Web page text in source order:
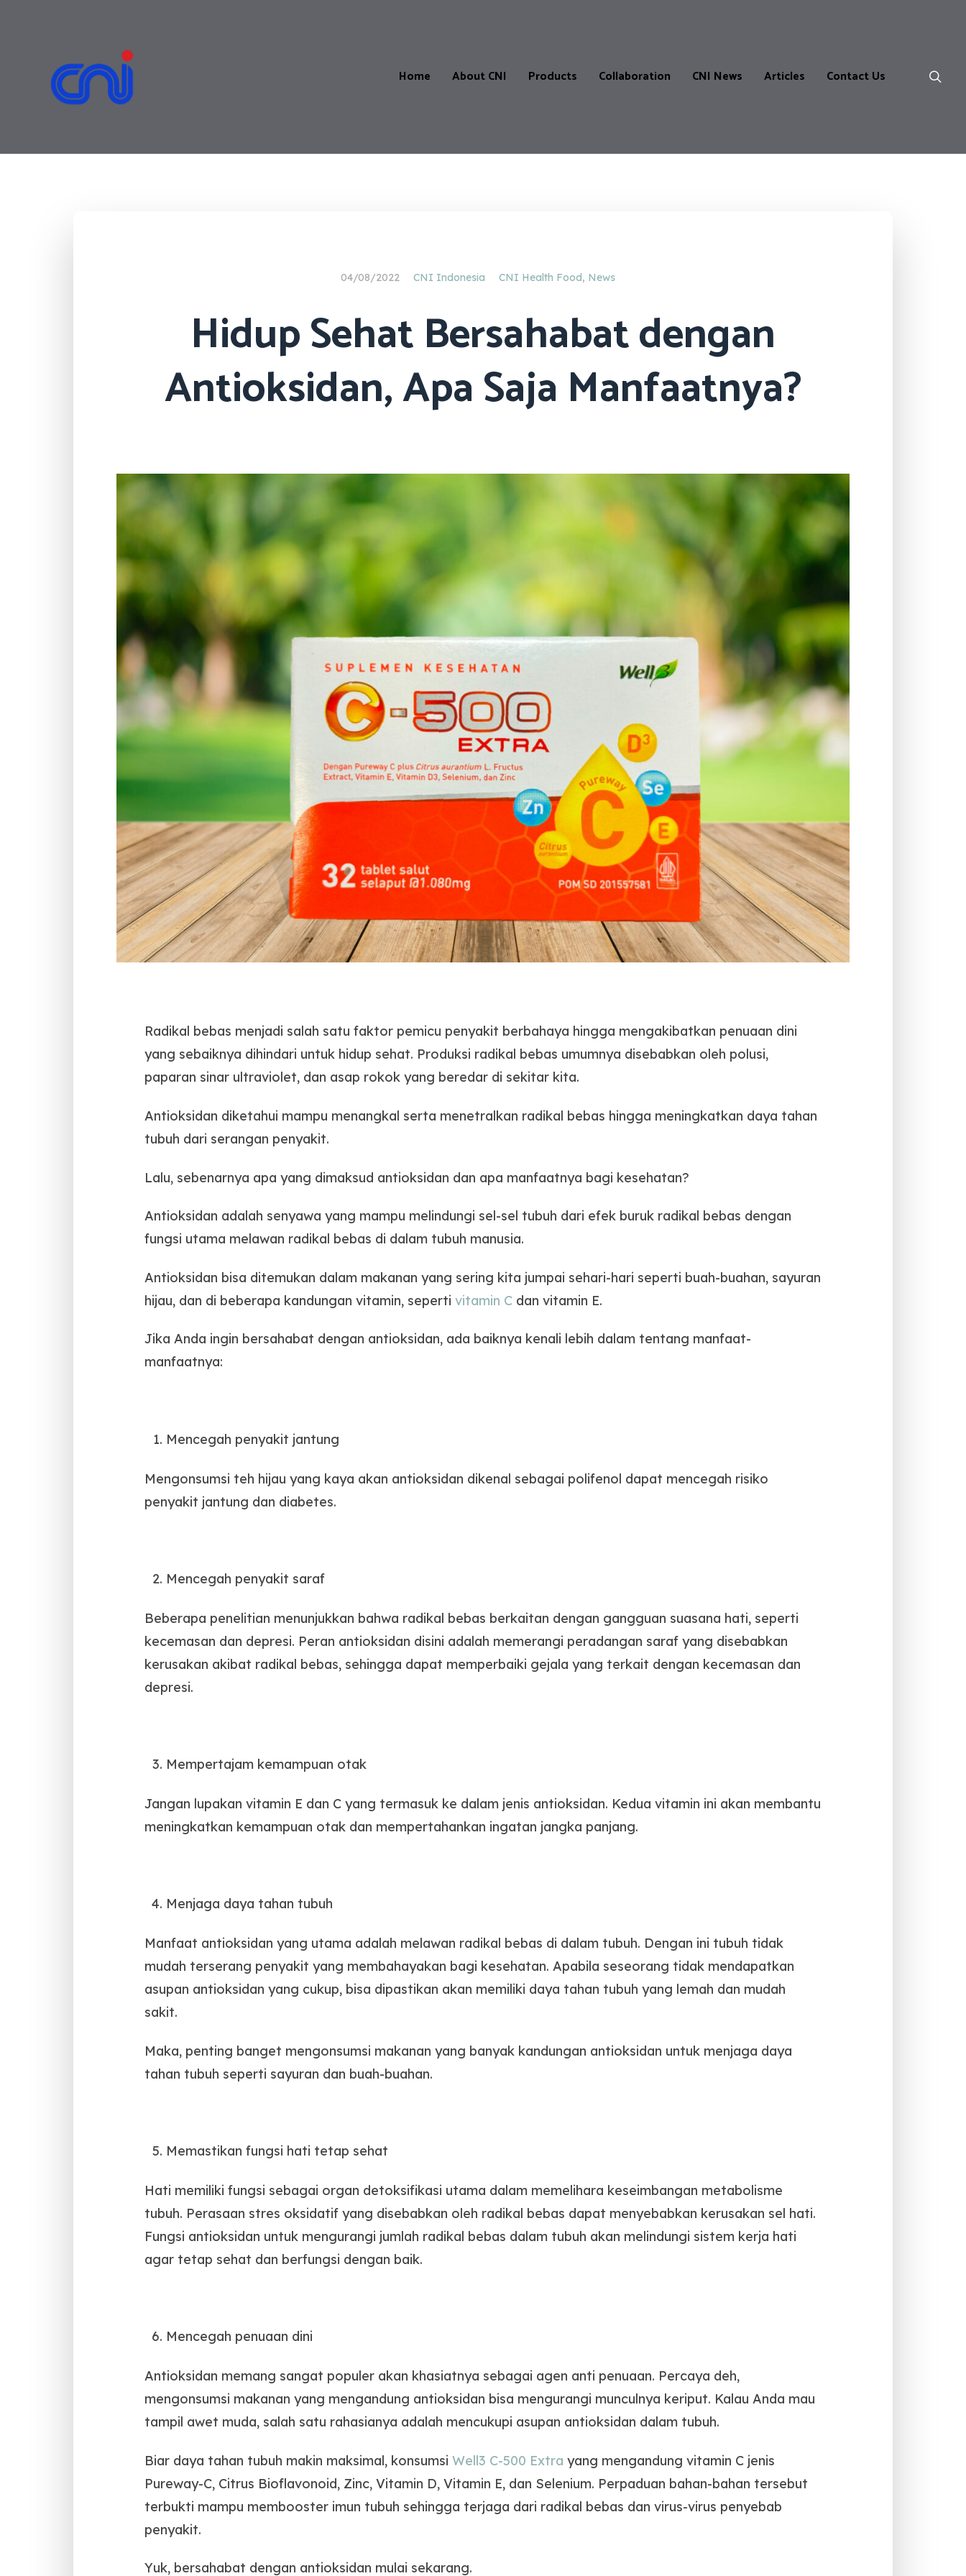
Home About CNI Products
testimonials
Collaboration
Master
CNI News Articles Contact Us
04/08/2022 CNI Indonesia CNI Health Food, News
Hidup Sehat Bersahabat dengan
Antioksidan, Apa Saja Manfaatnya?
Radikal bebas menjadi salah satu faktor pemicu penyakit berbahaya hingga mengakibatkan penuaan dini
yang sebaiknya dihindari untuk hidup sehat. Produksi radikal bebas umumnya disebabkan oleh polusi,
paparan sinar ultraviolet, dan asap rokok yang beredar di sekitar kita.
Antioksidan diketahui mampu menangkal serta menetralkan radikal bebas hingga meningkatkan daya tahan
tubuh dari serangan penyakit.
Lalu, sebenarnya apa yang dimaksud antioksidan dan apa manfaatnya bagi kesehatan?
Antioksidan adalah senyawa yang mampu melindungi sel-sel tubuh dari efek buruk radikal bebas dengan
fungsi utama melawan radikal bebas di dalam tubuh manusia.
Antioksidan bisa ditemukan dalam makanan yang sering kita jumpai sehari-hari seperti buah-buahan, sayuran
hijau, dan di beberapa kandungan vitamin, seperti vitamin C dan vitamin E.
Jika Anda ingin bersahabat dengan antioksidan, ada baiknya kenali lebih dalam tentang manfaat-
manfaatnya:
Mencegah penyakit jantung
Mengonsumsi teh hijau yang kaya akan antioksidan dikenal sebagai polifenol dapat mencegah risiko
penyakit jantung dan diabetes.
Mencegah penyakit saraf
Beberapa penelitian menunjukkan bahwa radikal bebas berkaitan dengan gangguan suasana hati, seperti
kecemasan dan depresi. Peran antioksidan disini adalah memerangi peradangan saraf yang disebabkan
kerusakan akibat radikal bebas, sehingga dapat memperbaiki gejala yang terkait dengan kecemasan dan
depresi.
Mempertajam kemampuan otak
Jangan lupakan vitamin E dan C yang termasuk ke dalam jenis antioksidan. Kedua vitamin ini akan membantu
meningkatkan kemampuan otak dan mempertahankan ingatan jangka panjang.
Menjaga daya tahan tubuh
Manfaat antioksidan yang utama adalah melawan radikal bebas di dalam tubuh. Dengan ini tubuh tidak
mudah terserang penyakit yang membahayakan bagi kesehatan. Apabila seseorang tidak mendapatkan
asupan antioksidan yang cukup, bisa dipastikan akan memiliki daya tahan tubuh yang lemah dan mudah
sakit.
Maka, penting banget mengonsumsi makanan yang banyak kandungan antioksidan untuk menjaga daya
tahan tubuh seperti sayuran dan buah-buahan.
Memastikan fungsi hati tetap sehat
Hati memiliki fungsi sebagai organ detoksifikasi utama dalam memelihara keseimbangan metabolisme
tubuh. Perasaan stres oksidatif yang disebabkan oleh radikal bebas dapat menyebabkan kerusakan sel hati.
Fungsi antioksidan untuk mengurangi jumlah radikal bebas dalam tubuh akan melindungi sistem kerja hati
agar tetap sehat dan berfungsi dengan baik.
Mencegah penuaan dini
Antioksidan memang sangat populer akan khasiatnya sebagai agen anti penuaan. Percaya deh,
mengonsumsi makanan yang mengandung antioksidan bisa mengurangi munculnya keriput. Kalau Anda mau
tampil awet muda, salah satu rahasianya adalah mencukupi asupan antioksidan dalam tubuh.
Biar daya tahan tubuh makin maksimal, konsumsi Well3 C-500 Extra yang mengandung vitamin C jenis
Pureway-C, Citrus Bioflavonoid, Zinc, Vitamin D, Vitamin E, dan Selenium. Perpaduan bahan-bahan tersebut
terbukti mampu membooster imun tubuh sehingga terjaga dari radikal bebas dan virus-virus penyebab
penyakit.
Yuk, bersahabat dengan antioksidan mulai sekarang.